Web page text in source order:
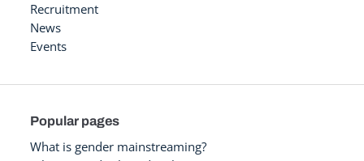
Recruitment
News
Events
Popular pages
What is gender mainstreaming?